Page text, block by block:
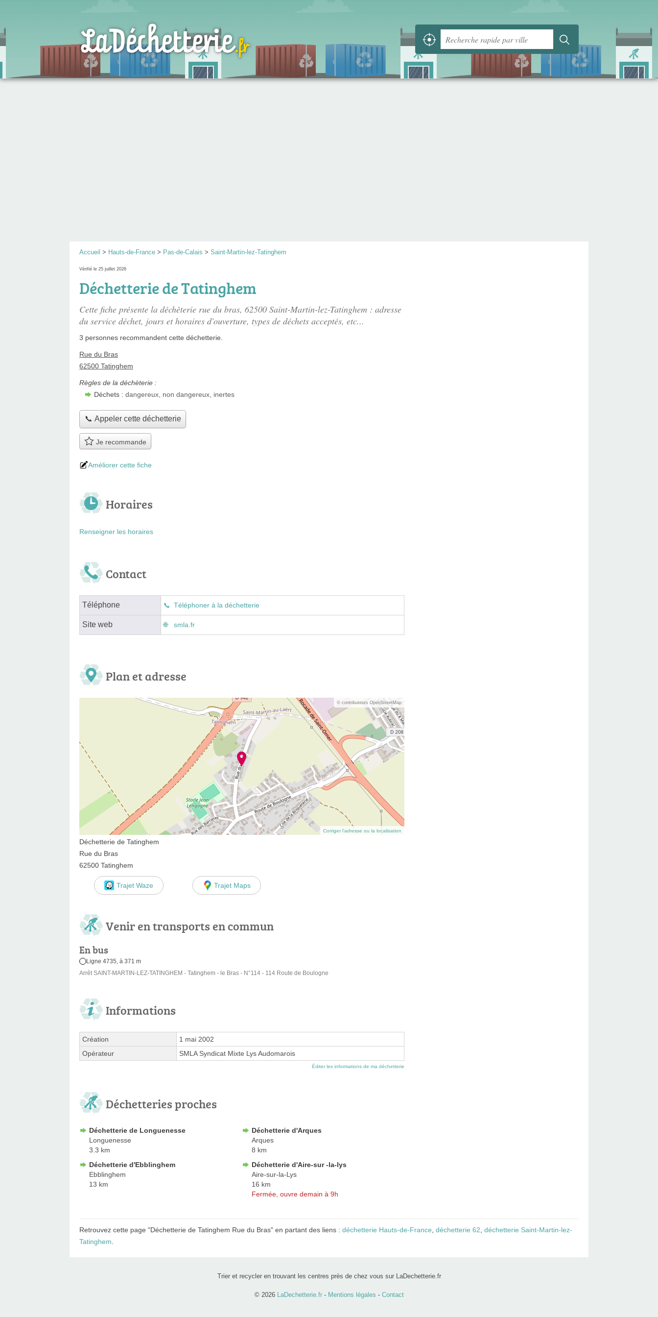
Accueil > Hauts-de-France > Pas-de-Calais > Saint-Martin-lez-Tatinghem
Vérifié le 25 juillet 2026
Déchetterie de Tatinghem
Cette fiche présente la déchèterie rue du bras, 62500 Saint-Martin-lez-Tatinghem : adresse
du service déchet, jours et horaires d'ouverture, types de déchets acceptés, etc...
3 personnes recommandent cette déchetterie.
Rue du Bras
62500 Tatinghem
Règles de la déchèterie :
Déchets : dangereux, non dangereux, inertes
📞 Appeler cette déchetterie
Je recommande
Améliorer cette fiche
Horaires
Renseigner les horaires
Contact
Téléphone Téléphoner à la déchetterie
Site web smla.fr
Plan et adresse
© contributeurs OpenStreetMap
Corriger l’adresse ou la localisation
Déchetterie de Tatinghem
Rue du Bras
62500 Tatinghem
Trajet Waze Trajet Maps
Venir en transports en commun
En bus
Ligne 4735, à 371 m
Arrêt SAINT-MARTIN-LEZ-TATINGHEM - Tatinghem - le Bras - N°114 - 114 Route de Boulogne
Informations
Création
1 mai 2002
Opérateur
SMLA Syndicat Mixte Lys Audomarois
Éditer les informations de ma déchetterie
Déchetteries proches
Déchetterie de Longuenesse
Longuenesse
3.3 km
Déchetterie d'Arques
Arques
8 km
Déchetterie d'Ebblinghem
Ebblinghem
13 km
Déchetterie d'Aire-sur -la-lys
Aire-sur-la-Lys
16 km
Fermée, ouvre demain à 9h
Retrouvez cette page "Déchetterie de Tatinghem Rue du Bras" en partant des liens : déchetterie Hauts-de-France, déchetterie 62, déchetterie Saint-Martin-lez-
Tatinghem.
Trier et recycler en trouvant les centres près de chez vous sur LaDechetterie.fr
© 2026 LaDechetterie.fr - Mentions légales - Contact